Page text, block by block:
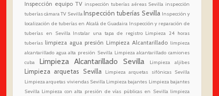
Inspección equipo TV inspección tuberías aéreas Sevilla inspección
tuberías cámara TV SevillaInspección tuberías Sevilla Inspección y
localización de tuberías en Alcalá de Guadaira Inspección y reparación de
tuberías en Sevilla Instalar una tapa de registro Limpieza 24 horas
tuberías limpieza agua presión Limpieza Alcantarillado limpieza
alcantarillado agua alta presión Sevilla Limpieza alcantarillado camiones
cuba
Limpieza Alcantarillado Sevilla Limpieza aljibes
Limpieza arquetas Sevilla
Limpieza arquetas sifónicas Sevilla
Limpieza arquetas viviendas Sevilla Limpieza bajantes Limpieza bajantes
Sevilla Limpieza con alta presión de vías públicas en Sevilla limpieza